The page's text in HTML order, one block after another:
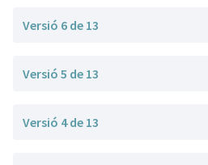
Versió 6 de 13
Versió 5 de 13
Versió 4 de 13